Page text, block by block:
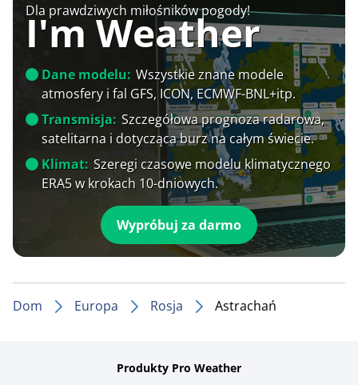
Dla prawdziwych miłośników pogody!
I'm Weather
Dane modelu: Wszystkie znane modele
atmosfery i fal GFS, ICON, ECMWF-BNL+itp.
Transmisja: Szczegółowa prognoza radarowa,
satelitarna i dotycząca burz na całym świecie.
Klimat: Szeregi czasowe modelu klimatycznego
ERA5 w krokach 10-dniowych.
Wypróbuj za darmo
Dom Europa Rosja Astrachań
Produkty Pro Weather